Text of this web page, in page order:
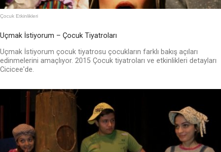
Çocuk Etkinlikleri
Uçmak İstiyorum – Çocuk Tiyatroları
Uçmak İstiyorum çocuk tiyatrosu çocukların farklı bakış açıları
edinmelerini amaçlıyor. 2015 Çocuk tiyatroları ve etkinlikleri detayları
Cicicee'de.